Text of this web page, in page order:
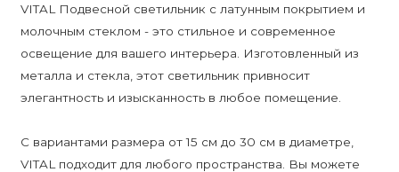
VITAL Подвесной светильник с латунным покрытием и
молочным стеклом - это стильное и современное
освещение для вашего интерьера. Изготовленный из
металла и стекла, этот светильник привносит
элегантность и изысканность в любое помещение.
С вариантами размера от 15 см до 30 см в диаметре,
VITAL подходит для любого пространства. Вы можете